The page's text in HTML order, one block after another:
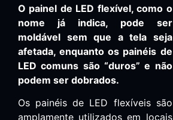
O painel de LED flexível, como o
nome já indica, pode ser
moldável sem que a tela seja
afetada, enquanto os painéis de
LED comuns são “duros” e não
podem ser dobrados.
Os painéis de LED flexíveis são
amplamente utilizados em locais